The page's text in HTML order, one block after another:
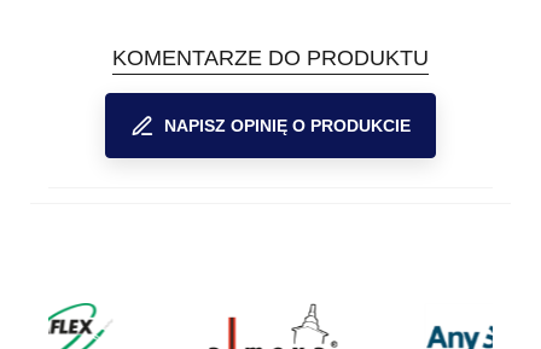
KOMENTARZE DO PRODUKTU
NAPISZ OPINIĘ O PRODUKCIE